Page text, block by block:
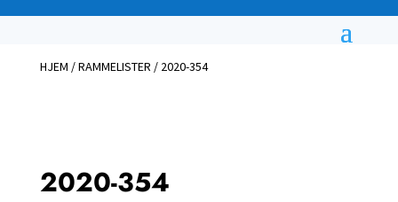
HJEM /RAMMELISTER / 2020-354
2020-354